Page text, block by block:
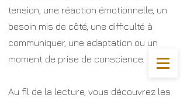
tension, une réaction émotionnelle, un
besoin mis de côté, une difficulté à
communiquer, une adaptation ou un
moment de prise de conscience.
Au fil de la lecture, vous découvrez les